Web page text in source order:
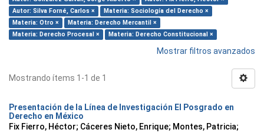
Autor: Silva Forné, Carlos ×
Materia: Sociología del Derecho ×
Materia: Otro ×
Materia: Derecho Mercantil ×
Materia: Derecho Procesal ×
Materia: Derecho Constitucional ×
Mostrar filtros avanzados
Mostrando ítems 1-1 de 1
Presentación de la Línea de Investigación El Posgrado en
Derecho en México
Fix Fierro, Héctor; Cáceres Nieto, Enrique; Montes, Patricia;